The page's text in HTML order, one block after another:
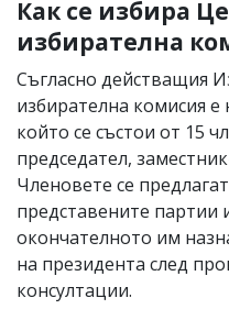
Как се избира
избирателна
Съгласно действащия
избирателна комисия
който се състои от 15
председател,
Членовете се
представените партии
окончателното им
на президента след
консултации.